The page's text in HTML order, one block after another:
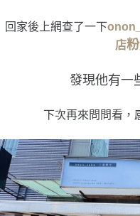
回家後上網查了一下
店
發現他有一
下次再來問問看，